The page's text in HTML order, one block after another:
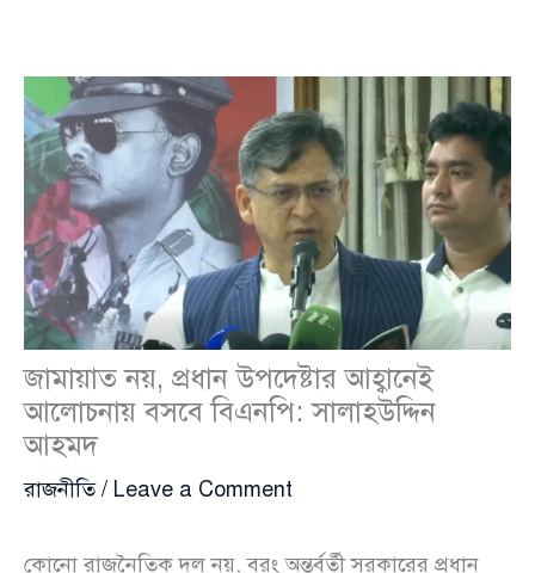
জামায়াত নয়, প্রধান উপদেষ্টার আহ্বানেই
আলোচনায় বসবে বিএনপি: সালাহউদ্দিন
আহমদ
রাজনীতি/ Leave a Comment
কোনো রাজনৈতিক দল নয়, বরং অন্তর্বর্তী সরকারের প্রধান